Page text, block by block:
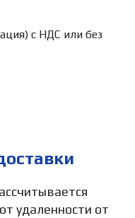
с НДС или без
удаленности от